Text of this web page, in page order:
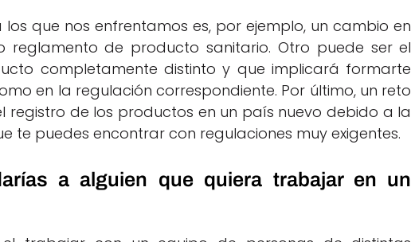
que nos enfrentamos es, por ejemplo, un cambio en
reglamento de producto sanitario. Otro puede ser el
completamente distinto y que implicará formarte
en la regulación correspondiente. Por último, un reto
registro de los productos en un país nuevo debido a la
te puedes encontrar con regulaciones muy exigentes.
a alguien que quiera trabajar en un